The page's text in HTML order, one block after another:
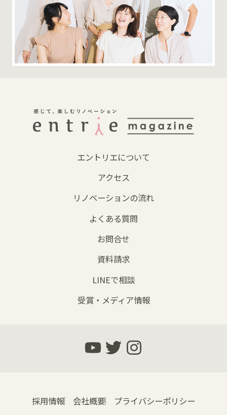
エントリエについて
アクセス
リノベーションの流れ
よくある質問
お問合せ
資料請求
LINEで相談
受賞・メディア情報
採用情報 会社概要 プライバシーポリシー